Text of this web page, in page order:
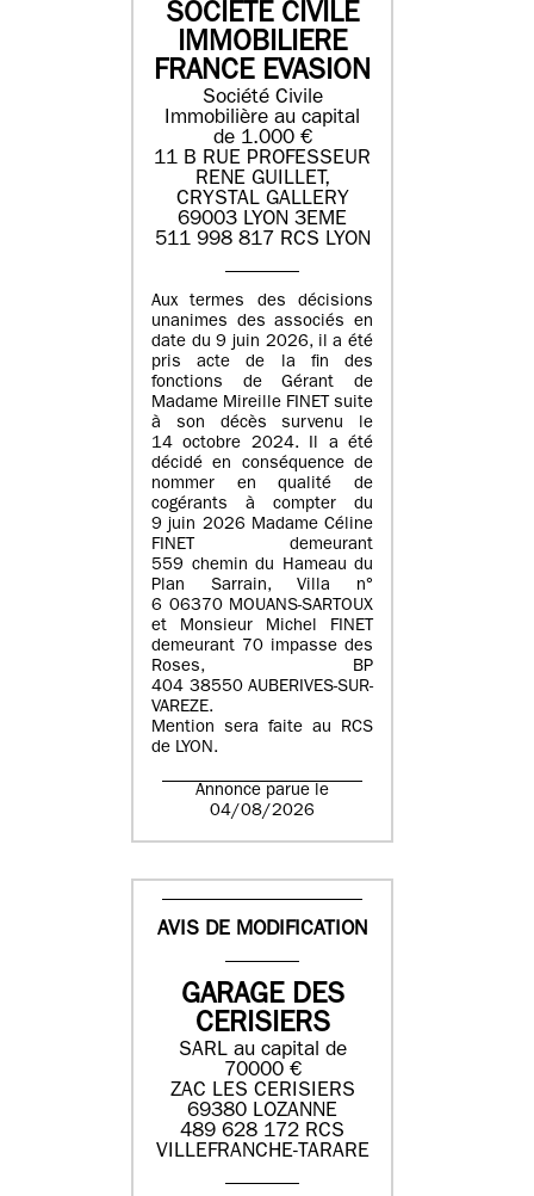
SOCIETE CIVILE
IMMOBILIERE
FRANCE EVASION
Société Civile
Immobilière au capital
de 1.000 €
11 B RUE PROFESSEUR
RENE GUILLET,
CRYSTAL GALLERY
69003 LYON 3EME
511 998 817 RCS LYON
Aux termes des décisions
unanimes des associés en
date du 9 juin 2026, il a été
pris acte de la fin des
fonctions de Gérant de
Madame Mireille FINET suite
à son décès survenu le
14 octobre 2024. Il a été
décidé en conséquence de
nommer en qualité de
cogérants à compter du
9 juin 2026 Madame Céline
FINET demeurant
559 chemin du Hameau du
Plan Sarrain, Villa n°
6 06370 MOUANS-SARTOUX
et Monsieur Michel FINET
demeurant 70 impasse des
Roses, BP
404 38550 AUBERIVES-SUR-
VAREZE.
Mention sera faite au RCS
de LYON.
Annonce parue le
04/08/2026
AVIS DE MODIFICATION
GARAGE DES
CERISIERS
SARL au capital de
70000 €
ZAC LES CERISIERS
69380 LOZANNE
489 628 172 RCS
VILLEFRANCHE-TARARE